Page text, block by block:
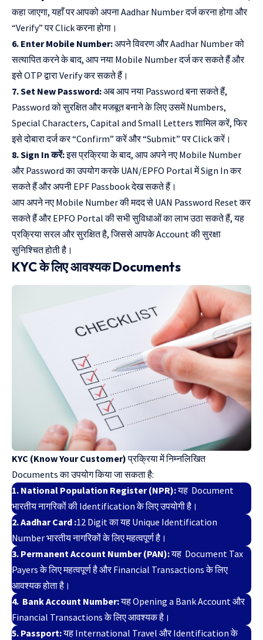
कहा जाएगा, यहाँ पर आपको अपना Aadhar Number दर्ज करना होगा और
“Verify” पर Click करना होगा।
6. Enter Mobile Number:अपने विवरण और Aadhar Number को
सत्यापित करने के बाद, आप नया Mobile Number दर्ज कर सकते हैं और
इसे OTP द्वारा Verify कर सकते हैं।
7. Set New Password:अब आप नया Password बना सकते हैं,
Password को सुरक्षित और मजबूत बनाने के लिए उसमें Numbers,
Special Characters, Capital and Small Letters शामिल करें, फिर
इसे दोबारा दर्ज कर “Confirm” करें और “Submit” पर Click करें।
8. Sign In करें:इस प्रक्रिया के बाद, आप अपने नए Mobile Number
और Password का उपयोग करके UAN/EPFO Portal में Sign In कर
सकते हैं और अपनी EPF Passbook देख सकते हैं।
आप अपने नए Mobile Number की मदद से UAN Password Reset कर
सकते हैं और EPFO Portal की सभी सुविधाओं का लाभ उठा सकते हैं, यह
प्रक्रिया सरल और सुरक्षित है, जिससे आपके Account की सुरक्षा
सुनिश्चित होती है।
KYC के लिए आवश्यक Documents
KYC (Know Your Customer)प्रक्रिया में निम्नलिखित
Documents का उपयोग किया जा सकता है:
1. National Population Register (NPR):यह Document
भारतीय नागरिकों की Identification के लिए उपयोगी है।
2. Aadhar Card :12 Digit का यह Unique Identification
Number भारतीय नागरिकों के लिए महत्वपूर्ण है।
3. Permanent Account Number (PAN):यह Document Tax
Payers के लिए महत्वपूर्ण है और Financial Transactions के लिए
आवश्यक होता है।
4. Bank Account Number:यह Opening a Bank Account और
Financial Transactions के लिए आवश्यक है।
5. Passport:यह International Travel और Identification के